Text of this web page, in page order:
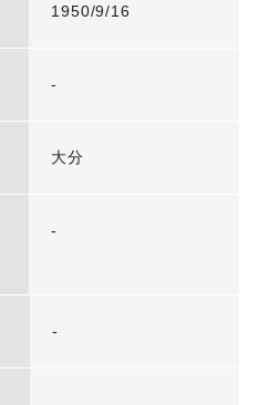
1950/9/16
-
大分
-
-